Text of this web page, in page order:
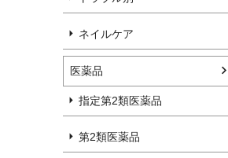
ネイルケア
医薬品
指定第2類医薬品
第2類医薬品